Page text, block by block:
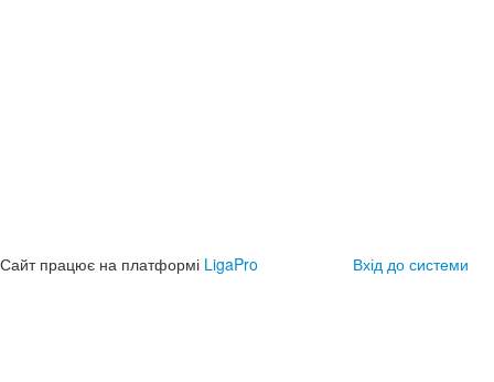
Сайт працює на платформі LigaPro Вхід до системи